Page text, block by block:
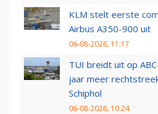
KLM stelt eerste
Airbus A350-900 uit
06-08-2026, 11:17
TUI breidt uit op
jaar meer
Schiphol
06-08-2026, 10:24